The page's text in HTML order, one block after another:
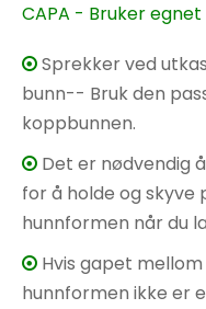
CAPA - Bruker
 Sprekker ved
bunn-- Bruk den
koppbunnen.
 Det er nødvendig
for å holde og
hunnformen når du
 Hvis gapet
hunnformen ikke er